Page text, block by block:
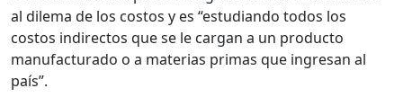
al dilema de los costos y es “estudiando todos los
costos indirectos que se le cargan a un producto
manufacturado o a materias primas que ingresan al
país”.